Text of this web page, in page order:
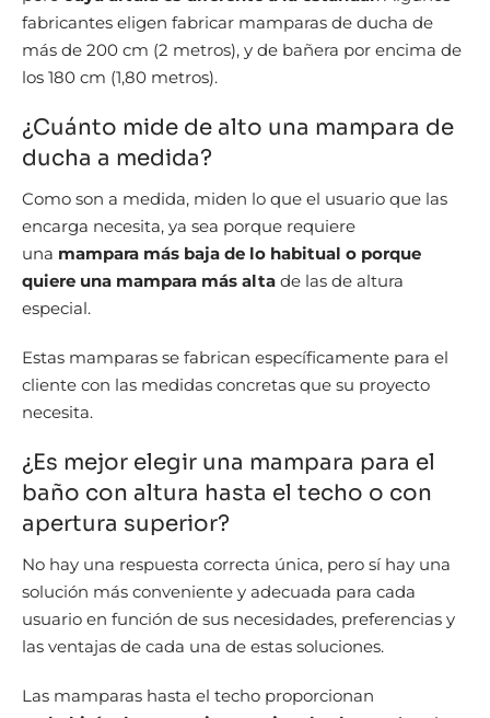
fabricantes eligen fabricar mamparas de ducha de
más de 200 cm (2 metros), y de bañera por encima de
los 180 cm (1,80 metros).
¿Cuánto mide de alto una mampara de
ducha a medida?
Como son a medida, miden lo que el usuario que las
encarga necesita, ya sea porque requiere
una mampara más baja de lo habitual o porque
quiere una mampara más alta de las de altura
especial.
Estas mamparas se fabrican específicamente para el
cliente con las medidas concretas que su proyecto
necesita.
¿Es mejor elegir una mampara para el
baño con altura hasta el techo o con
apertura superior?
No hay una respuesta correcta única, pero sí hay una
solución más conveniente y adecuada para cada
usuario en función de sus necesidades, preferencias y
las ventajas de cada una de estas soluciones.
Las mamparas hasta el techo proporcionan